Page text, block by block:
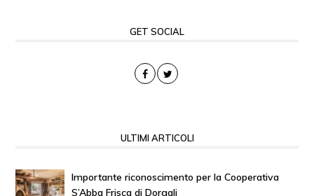
GET SOCIAL
ULTIMI ARTICOLI
Importante riconoscimento per la Cooperativa
S’Abba Frisca di Dorgali